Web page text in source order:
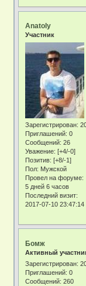
Anatoly
Участник
Зарегистрирован:
Приглашений: 0
Сообщений: 26
Уважение: [+4/-0]
Позитив: [+8/-1]
Пол: Мужской
Провел на форуме:
5 дней 6 часов
Последний визит:
2017-07-10 23:47:14
Бомж
Активный
Зарегистрирован:
Приглашений: 0
Сообщений: 260